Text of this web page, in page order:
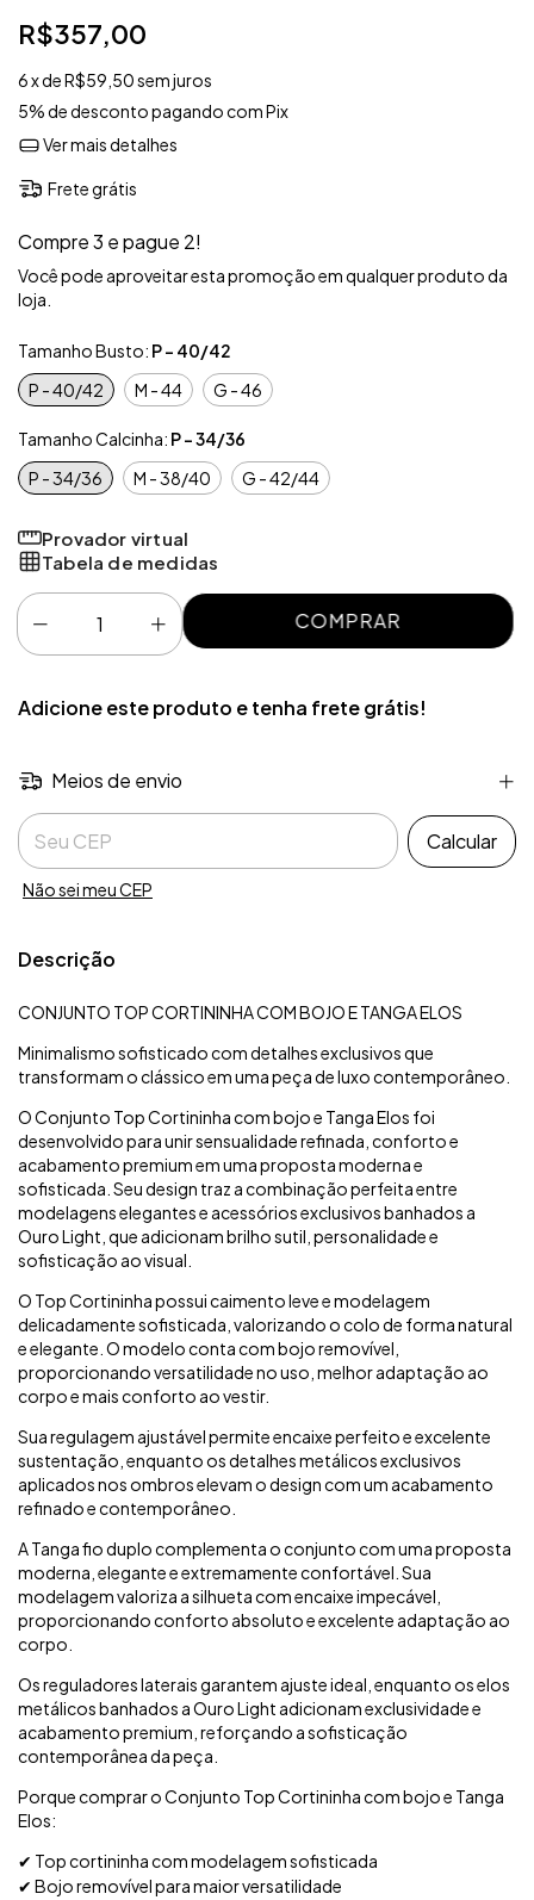
R$357,00
6x deR$59,50sem juros
5% de descontopagando com Pix
Ver mais detalhes
Frete grátis
Compre 3 e pague 2!
Você pode aproveitar esta promoção em qualquer produto da
loja.
Tamanho Busto: P - 40/42
P - 40/42
M - 44 G - 46
Tamanho Calcinha: P - 34/36
P - 34/36
M - 38/40 G - 42/44
Provador virtual
Tabela de medidas
Adicione este produto etenha frete grátis!
Meios de envio
Entregas para o CEP:
Calcular
Não sei meu CEP
Descrição
CONJUNTO TOP CORTININHA COM BOJO E TANGA ELOS
Minimalismo sofisticado com detalhes exclusivos que
transformam o clássico em uma peça de luxo contemporâneo.
O Conjunto Top Cortininha com bojo e Tanga Elos foi
desenvolvido para unir sensualidade refinada, conforto e
acabamento premium em uma proposta moderna e
sofisticada. Seu design traz a combinação perfeita entre
modelagens elegantes e acessórios exclusivos banhados a
Ouro Light, que adicionam brilho sutil, personalidade e
sofisticação ao visual.
O Top Cortininha possui caimento leve e modelagem
delicadamente sofisticada, valorizando o colo de forma natural
e elegante. O modelo conta com bojo removível,
proporcionando versatilidade no uso, melhor adaptação ao
corpo e mais conforto ao vestir.
Sua regulagem ajustável permite encaixe perfeito e excelente
sustentação, enquanto os detalhes metálicos exclusivos
aplicados nos ombros elevam o design com um acabamento
refinado e contemporâneo.
A Tanga fio duplo complementa o conjunto com uma proposta
moderna, elegante e extremamente confortável. Sua
modelagem valoriza a silhueta com encaixe impecável,
proporcionando conforto absoluto e excelente adaptação ao
corpo.
Os reguladores laterais garantem ajuste ideal, enquanto os elos
metálicos banhados a Ouro Light adicionam exclusividade e
acabamento premium, reforçando a sofisticação
contemporânea da peça.
Porque comprar o Conjunto Top Cortininha com bojo e Tanga
Elos:
✔ Top cortininha com modelagem sofisticada
✔ Bojo removível para maior versatilidade